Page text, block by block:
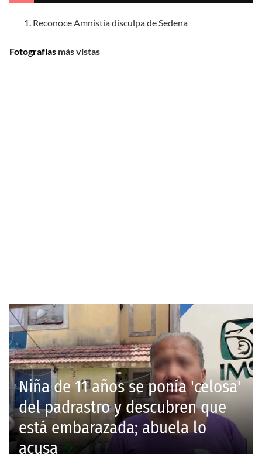
Reconoce Amnistía disculpa de Sedena
Fotografías más vistas